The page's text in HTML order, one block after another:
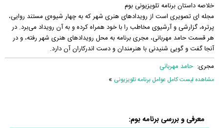
خلاصه داستان برنامه تلویزیونی بوم
مجله ای تصویری است از رویدادهای هنری شهر که به چهار شیوه‌ی مستند روایی،
پرتره، گزارشی و آرشیوی مخاطب را با خود همراه کرده و به آن رویداد می‌برد. در
هر قسمت حامد مهربانی، مجری برنامه به محل رویدادهای هنری شهر رفته، و در
آنجا گفت و گویی شنیدنی با هنرمندان و دست اندرکاران آن دارد.
مجری: حامد مهربانی
مشاهده لیست کامل عوامل برنامه تلویزیونی »
معرفی و بررسی برنامه بوم: